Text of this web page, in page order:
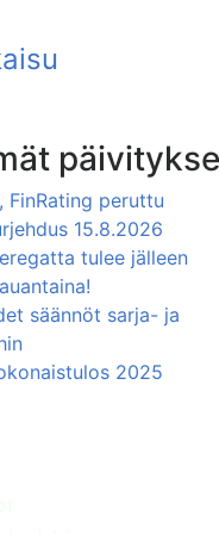
FinRating peruttu
15.8.2026
tulee jälleen
säännöt sarja- ja
2025